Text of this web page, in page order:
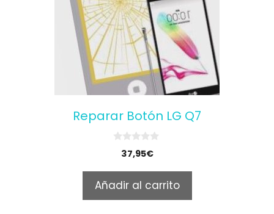
Reparar Botón LG Q7
o
f
5
37,95€
Añadir al carrito